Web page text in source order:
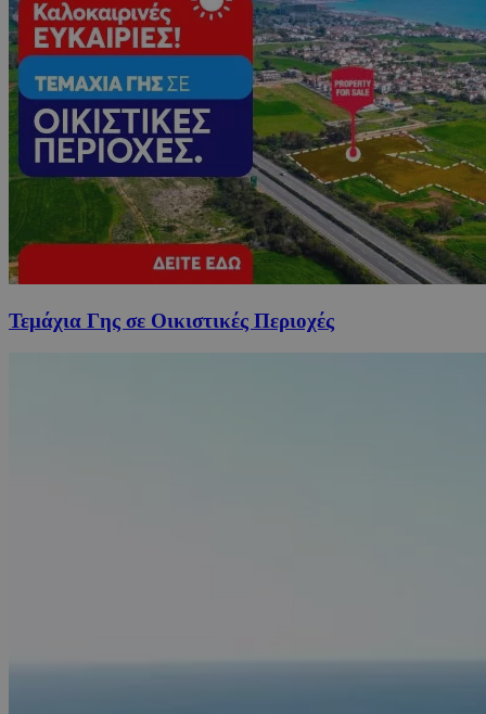
Τεμάχια Γης σε Οικιστικές Περιοχές